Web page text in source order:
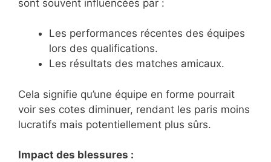
sont souvent influencées par :
Les performances récentes des équipes
lors des qualifications.
Les résultats des matches amicaux.
Cela signifie qu’une équipe en forme pourrait
voir ses cotes diminuer, rendant les paris moins
lucratifs mais potentiellement plus sûrs.
Impact des blessures :